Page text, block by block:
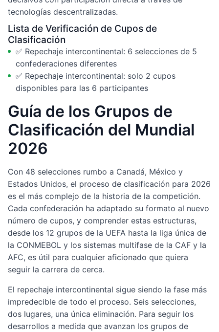
tecnologías descentralizadas.
Lista de Verificación de Cupos de
Clasificación
✅ Repechaje intercontinental: 6 selecciones de 5
confederaciones diferentes
✅ Repechaje intercontinental: solo 2 cupos
disponibles para las 6 participantes
Guía de los Grupos de
Clasificación del Mundial
2026
Con 48 selecciones rumbo a Canadá, México y
Estados Unidos, el proceso de clasificación para 2026
es el más complejo de la historia de la competición.
Cada confederación ha adaptado su formato al nuevo
número de cupos, y comprender estas estructuras,
desde los 12 grupos de la UEFA hasta la liga única de
la CONMEBOL y los sistemas multifase de la CAF y la
AFC, es útil para cualquier aficionado que quiera
seguir la carrera de cerca.
El repechaje intercontinental sigue siendo la fase más
impredecible de todo el proceso. Seis selecciones,
dos lugares, una única eliminación. Para seguir los
desarrollos a medida que avanzan los grupos de